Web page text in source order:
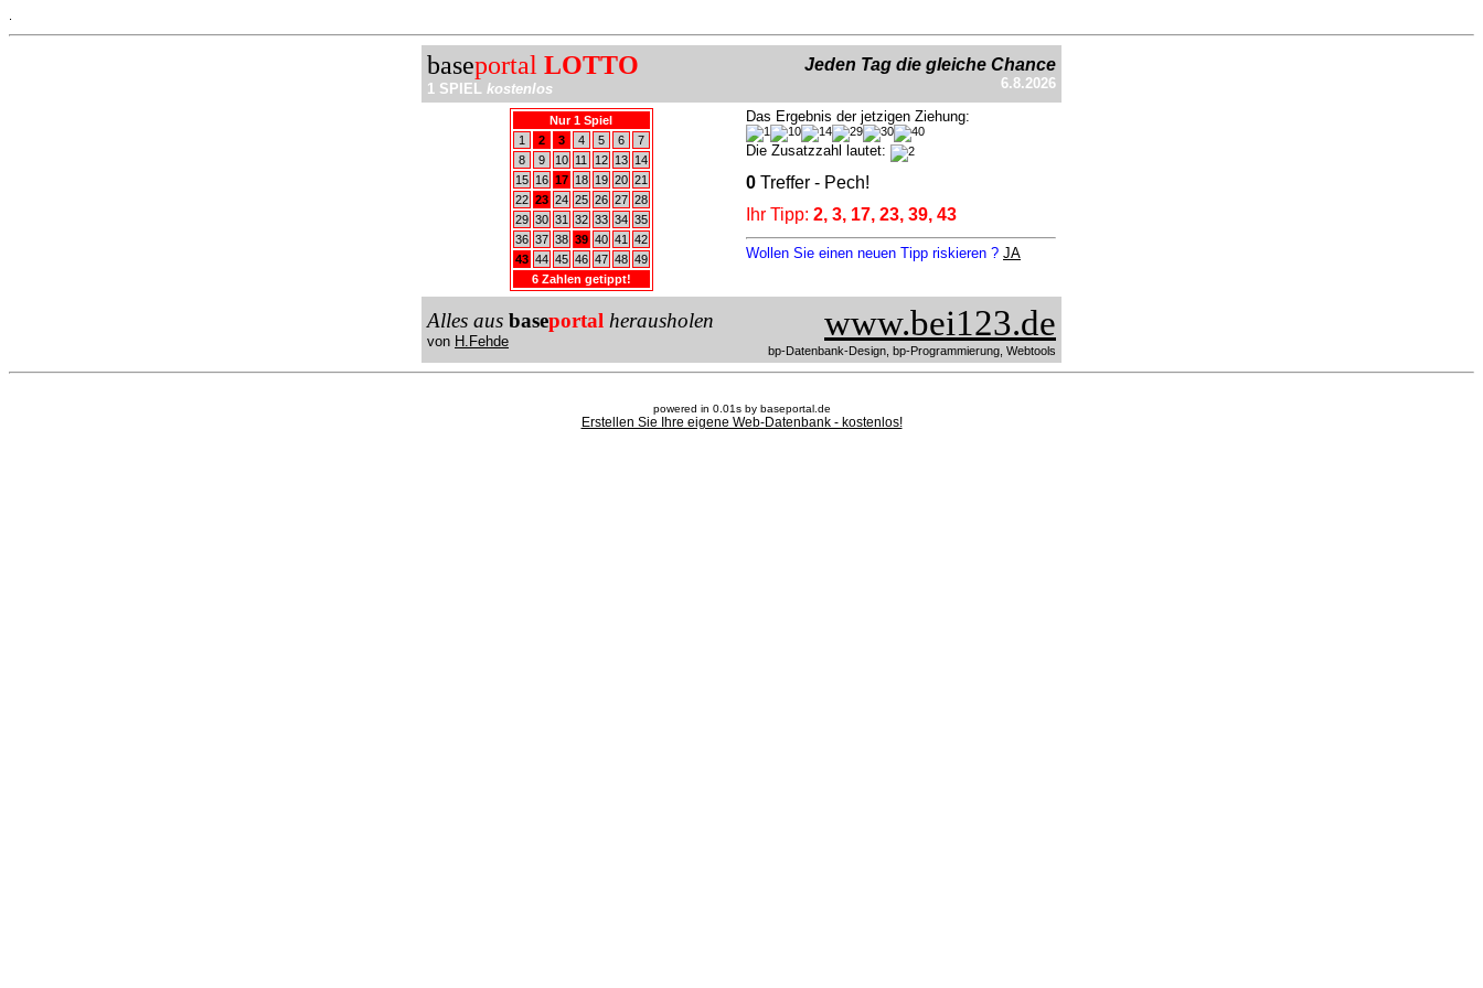
baseportal LOTTO
1 SPIEL kostenlos
Jeden Tag die gleiche Chance
6.8.2026
Nur 1 Spiel
1
2 3 4 5 6
7
8
9 10 11 12 13
14
15
16 17 18 19 20 21
22 23 24 25 26 27 28
29 30 31 32 33 34 35
36 37 38 39 40 41
42
43 44 45 46 47 48 49
6 Zahlen getippt!
Das Ergebnis der jetzigen Ziehung:
Die Zusatzzahl lautet:
0 Treffer - Pech!
Ihr Tipp: 2, 3, 17, 23, 39, 43
Wollen Sie einen neuen Tipp riskieren ? JA
Alles aus baseportal herausholen
von H.Fehde www.bei123.de
bp-Datenbank-Design, bp-Programmierung, Webtools
powered in 0.01s by baseportal.de
Erstellen Sie Ihre eigene Web-Datenbank - kostenlos!